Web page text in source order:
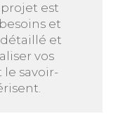
est
et
et
vos
le savoir-